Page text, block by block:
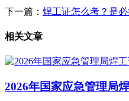
下一篇： 焊工证怎么考？是
相关文章
2026年国家应急管理局